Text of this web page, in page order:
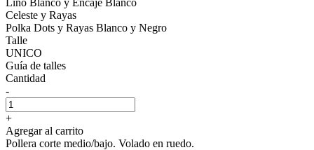
Celeste y Rayas
Polka Dots y Rayas Blanco y Negro
Talle
UNICO
Guía de talles
Cantidad
-
+
Agregar al carrito
Pollera corte medio/bajo. Volado en ruedo.